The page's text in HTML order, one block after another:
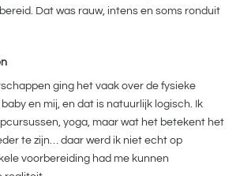
Dat was rauw, intens en soms ronduit
ging het vaak over de fysieke
en mij, en dat is natuurlijk logisch. Ik
yoga, maar wat het betekent het
te zijn… daar werd ik niet echt op
voorbereiding had me kunnen